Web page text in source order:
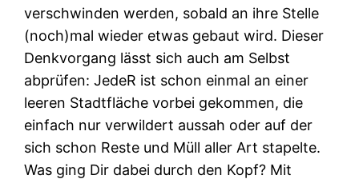
verschwinden werden, sobald an ihre Stelle
(noch)mal wieder etwas gebaut wird. Dieser
Denkvorgang lässt sich auch am Selbst
abprüfen: JedeR ist schon einmal an einer
leeren Stadtfläche vorbei gekommen, die
einfach nur verwildert aussah oder auf der
sich schon Reste und Müll aller Art stapelte.
Was ging Dir dabei durch den Kopf? Mit